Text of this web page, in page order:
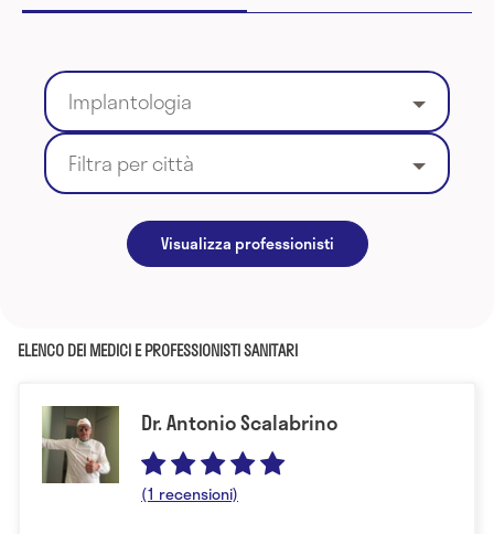
Implantologia
Filtra per città
Visualizza professionisti
ELENCO DEI MEDICI E PROFESSIONISTI SANITARI
Dr. Antonio Scalabrino
(1 recensioni)